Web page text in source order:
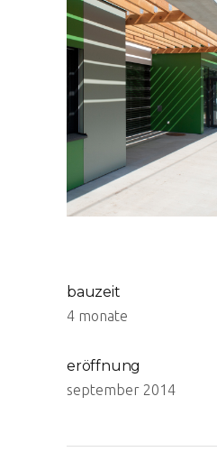
bauzeit
4 monate
eröffnung
september 2014